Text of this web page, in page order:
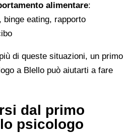
alimentare:
binge eating, rapporto
di queste situazioni, un primo
a Blello può aiutarti a fare
dal primo
psicologo